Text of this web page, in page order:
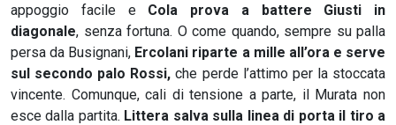
appoggio facile e Cola prova a battere Giusti in
diagonale, senza fortuna. O come quando, sempre su palla
persa da Busignani, Ercolani riparte a mille all’ora e serve
sul secondo palo Rossi, che perde l’attimo per la stoccata
vincente. Comunque, cali di tensione a parte, il Murata non
esce dalla partita. Littera salva sulla linea di porta il tiro a